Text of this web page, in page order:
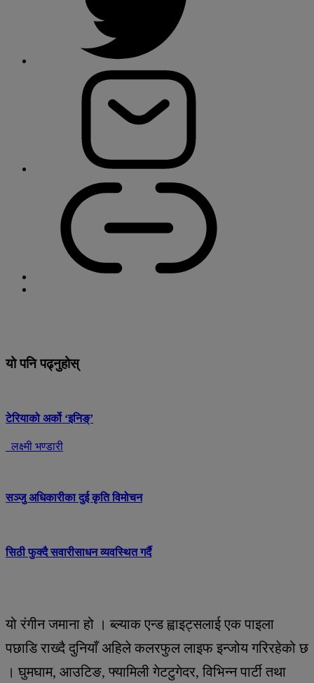
यो पनि पढ्नुहोस्
टेरियाको अर्को ‘इनिङ्’
लक्ष्मी भण्डारी
सञ्जु अधिकारीका दुई कृति विमोचन
सिठी फुक्दै सवारीसाधन व्यवस्थित गर्दै
यो रंगीन जमाना हो । ब्ल्याक एन्ड ह्वाइट्सलाई एक पाइला
पछाडि राख्दै दुनियाँ अहिले कलरफुल लाइफ इन्जोय गरिरहेको छ
। घुमघाम, आउटिङ, फ्यामिली गेटटुगेदर, विभिन्न पार्टी तथा